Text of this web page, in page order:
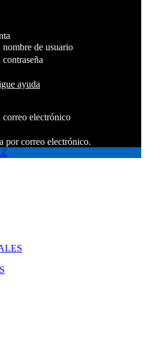
nombre de usuario
contraseña
ayuda
correo electrónico
por correo electrónico.